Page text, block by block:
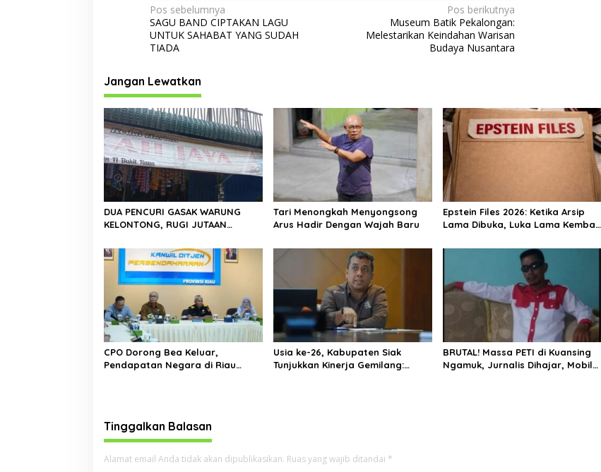
N
a
v
i
g
a
s
i
p
o
s
Pos sebelumnya
SAGU BAND CIPTAKAN LAGU
UNTUK SAHABAT YANG SUDAH
TIADA
Pos berikutnya
Museum Batik Pekalongan:
Melestarikan Keindahan Warisan
Budaya Nusantara
Jangan Lewatkan
DUA PENCURI GASAK WARUNG
KELONTONG, RUGI JUTAAN
Tari Menongkah Menyongsong
Arus Hadir Dengan Wajah Baru
Epstein Files 2026: Ketika Arsip
Lama Dibuka, Luka Lama Kembali
CPO Dorong Bea Keluar,
Pendapatan Negara di Riau
Usia ke-26, Kabupaten Siak
Tunjukkan Kinerja Gemilang:
BRUTAL! Massa PETI di Kuansing
Ngamuk, Jurnalis Dihajar, Mobil
Tinggalkan Balasan
Alamat email Anda tidak akan dipublikasikan. Ruas yang wajib ditandai *